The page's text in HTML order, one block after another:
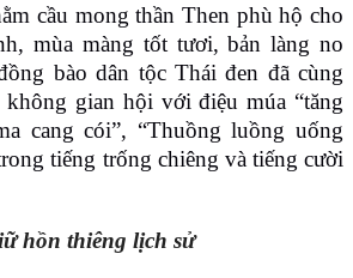
cầu mong thần Then phù hộ cho
mùa màng tốt tươi, bản làng no
bào dân tộc Thái đen đã cùng
gian hội với điệu múa “tăng
cang cói”, “Thuồng luồng uống
tiếng trống chiêng và tiếng cười
hồn thiêng lịch sử